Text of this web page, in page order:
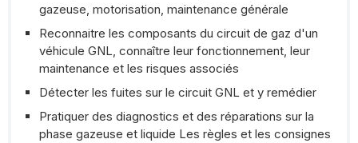
gazeuse, motorisation, maintenance générale
Reconnaitre les composants du circuit de gaz d'un
véhicule GNL, connaître leur fonctionnement, leur
maintenance et les risques associés
Détecter les fuites sur le circuit GNL et y remédier
Pratiquer des diagnostics et des réparations sur la
phase gazeuse et liquide Les règles et les consignes